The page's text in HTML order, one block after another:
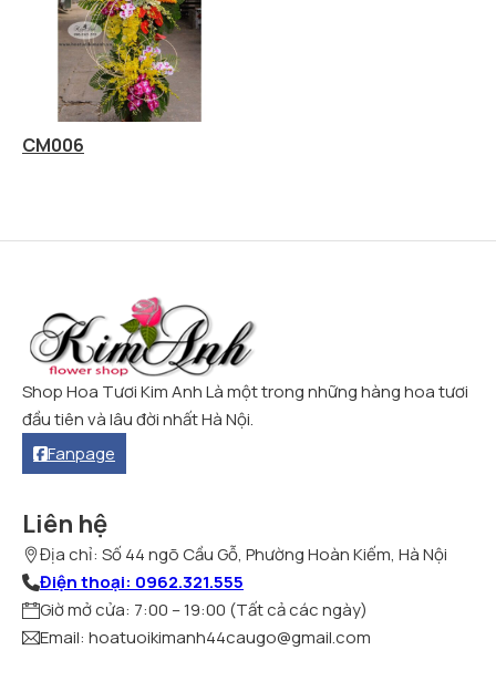
CM006
Shop Hoa Tươi Kim Anh Là một trong những hàng hoa tươi
đầu tiên và lâu đời nhất Hà Nội.
Fanpage
Liên hệ
Địa chỉ: Số 44 ngõ Cầu Gỗ, Phường Hoàn Kiếm, Hà Nội
Điện thoại: 0962.321.555
Giờ mở cửa: 7:00 – 19:00 (Tất cả các ngày)
Email: hoatuoikimanh44caugo@gmail.com